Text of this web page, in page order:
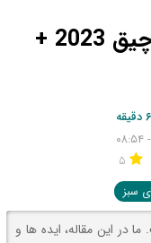
جدیدترین مدل های آلاچیق 2023 +
۵
سبز
این مقاله، ایده ها و